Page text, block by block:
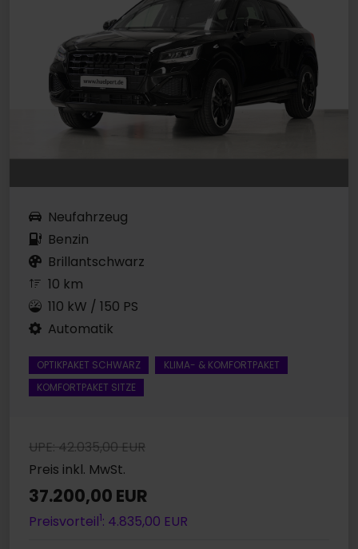
Neufahrzeug
Benzin
Brillantschwarz
10 km
110 kW / 150 PS
Automatik
OPTIKPAKET SCHWARZ
KLIMA- & KOMFORTPAKET
KOMFORTPAKET SITZE
UPE: 42.035,00 EUR
Preis inkl. MwSt.
37.200,00 EUR
Preisvorteil1: 4.835,00 EUR